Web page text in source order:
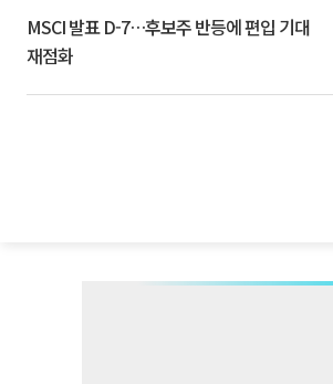
MSCI 발표 D-7…후보주 반등에 편입 기대
재점화